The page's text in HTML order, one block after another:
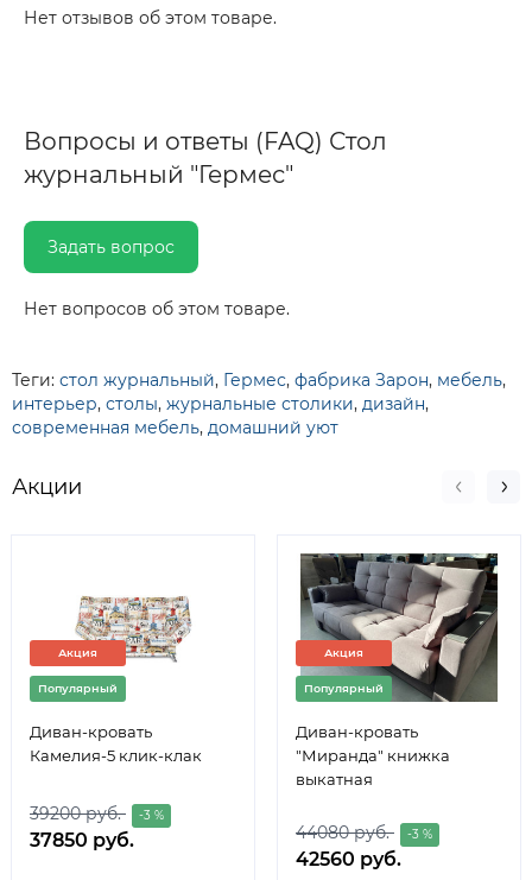
Нет отзывов об этом товаре.
Вопросы и ответы (FAQ) Стол
журнальный "Гермес"
Задать вопрос
Нет вопросов об этом товаре.
Теги: стол журнальный, Гермес, фабрика Зарон, мебель,
интерьер, столы, журнальные столики, дизайн,
современная мебель, домашний уют
Акции
Акция
Популярный
Диван-кровать
Камелия-5 клик-клак
39200 руб. -3 %
37850 руб.
Акция
Популярный
Диван-кровать
"Миранда" книжка
выкатная
44080 руб. -3 %
42560 руб.